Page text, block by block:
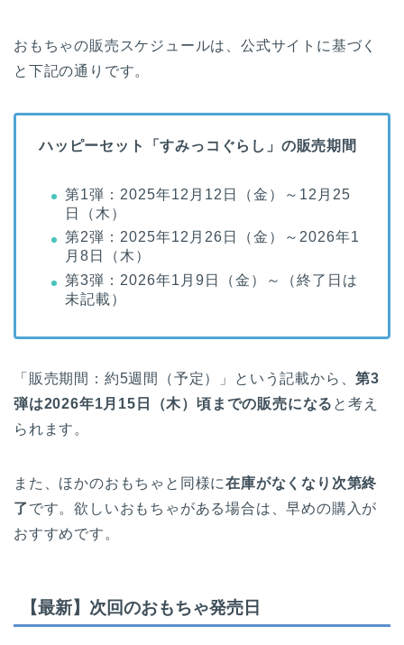
おもちゃの販売スケジュールは、公式サイトに基づく
と下記の通りです。
ハッピーセット「すみっコぐらし」の販売期間
第1弾：2025年12月12日（金）～12月25
日（木）
第2弾：2025年12月26日（金）～2026年1
月8日（木）
第3弾：2026年1月9日（金）～（終了日は
未記載）
「販売期間：約5週間（予定）」という記載から、第3
弾は2026年1月15日（木）頃までの販売になる と考え
られます。
また、ほかのおもちゃと同様に在庫がなくなり次第終
了です。欲しいおもちゃがある場合は、早めの購入が
おすすめです。
【最新】次回のおもちゃ発売日